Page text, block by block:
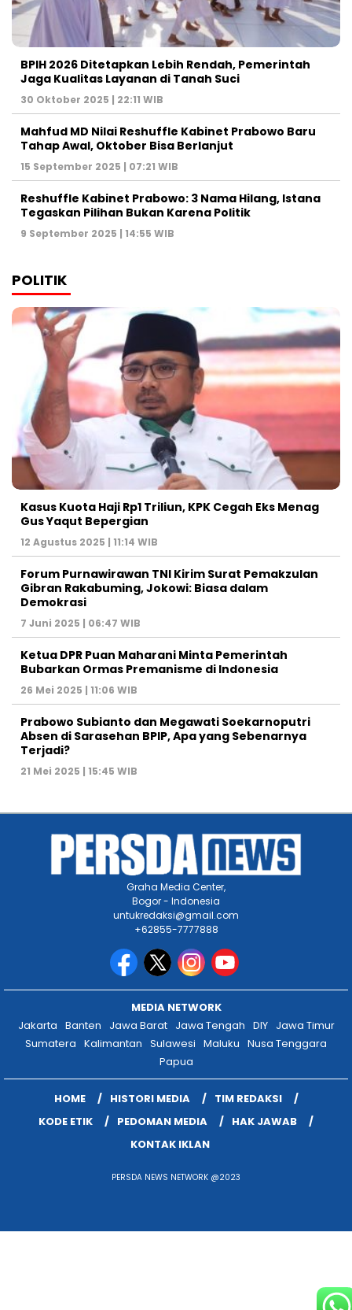
BPIH 2026 Ditetapkan Lebih Rendah, Pemerintah
Jaga Kualitas Layanan di Tanah Suci
30 Oktober 2025 | 22:11 WIB
Mahfud MD Nilai Reshuffle Kabinet Prabowo Baru
Tahap Awal, Oktober Bisa Berlanjut
15 September 2025 | 07:21 WIB
Reshuffle Kabinet Prabowo: 3 Nama Hilang, Istana
Tegaskan Pilihan Bukan Karena Politik
9 September 2025 | 14:55 WIB
POLITIK
Kasus Kuota Haji Rp1 Triliun, KPK Cegah Eks Menag
Gus Yaqut Bepergian
12 Agustus 2025 | 11:14 WIB
Forum Purnawirawan TNI Kirim Surat Pemakzulan
Gibran Rakabuming, Jokowi: Biasa dalam
Demokrasi
7 Juni 2025 | 06:47 WIB
Ketua DPR Puan Maharani Minta Pemerintah
Bubarkan Ormas Premanisme di Indonesia
26 Mei 2025 | 11:06 WIB
Prabowo Subianto dan Megawati Soekarnoputri
Absen di Sarasehan BPIP, Apa yang Sebenarnya
Terjadi?
21 Mei 2025 | 15:45 WIB
Graha Media Center,
Bogor - Indonesia
untukredaksi@gmail.com
+62855-7777888
MEDIA NETWORK
Jakarta Banten Jawa Barat Jawa Tengah DIY
Jawa Timur
Sumatera Kalimantan Sulawesi Maluku Nusa Tenggara
Papua
HOME HISTORI MEDIA
TIM REDAKSI
KODE ETIK
PEDOMAN MEDIA
HAK JAWAB
KONTAK IKLAN
PERSDA NEWS NETWORK @2023